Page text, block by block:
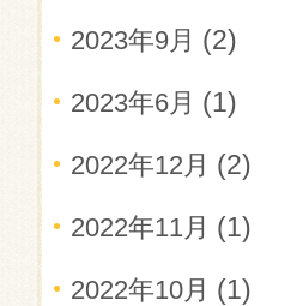
2023年9月 (2)
2023年6月 (1)
2022年12月 (2)
2022年11月 (1)
2022年10月 (1)